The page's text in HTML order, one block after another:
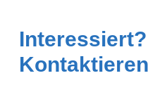
Interessiert?